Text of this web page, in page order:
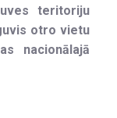
teritoriju
otro vietu
nacionālajā